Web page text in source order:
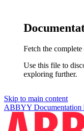
Fetch the
Use this file to
exploring further.
Skip to main content
ABBYY Documentation